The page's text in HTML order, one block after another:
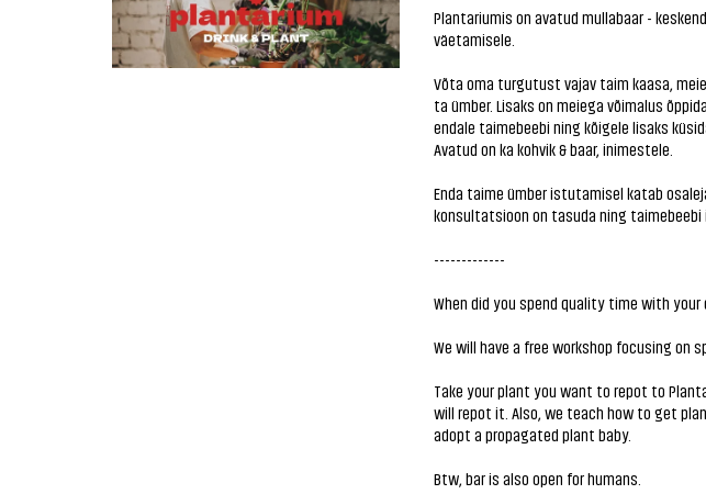
Plantariumis on avatud mullabaar -
väetamisele.
Võta oma turgutust vajav taim kaasa,
ta ümber. Lisaks on meiega võimalus
endale taimebeebi ning kõigele lisaks
Avatud on ka kohvik & baar, inimestele.
Enda taime ümber istutamisel katab
konsultatsioon on tasuda ning
-------------
When did you spend quality time with
We will have a free workshop focusing on
Take your plant you want to repot to
will repot it. Also, we teach how to get
adopt a propagated plant baby.
Btw, bar is also open for humans.